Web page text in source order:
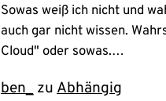
Sowas weiß ich nicht und
auch gar nicht wissen.
Cloud" oder sowas.…
ben_zu Abhängig